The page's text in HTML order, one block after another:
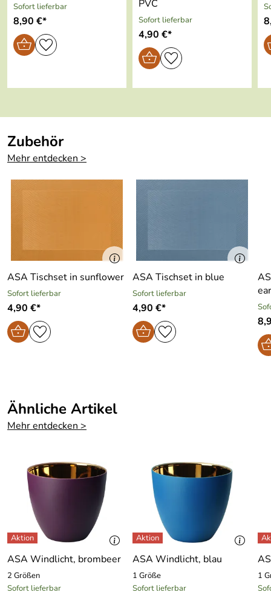
Hersteller: ASA Selection GmbH , Rudolf-Diesel-Straße
3, 56203 Höhr-Grenzhausen, kontakt@asa-selection.com
Sofort lieferbar
8,90 €*
PVC
Sofort lieferbar
4,90 €*
Zubehör
Mehr entdecken >
ASA Tischset in sunflower
Sofort lieferbar
4,90 €*
ASA Tischset in blue
Sofort lieferbar
4,90 €*
Ähnliche Artikel
Mehr entdecken >
ASA Windlicht, brombeer
2 Größen
Sofort lieferbar
ASA Windlicht, blau
1 Größe
Sofort lieferbar
1